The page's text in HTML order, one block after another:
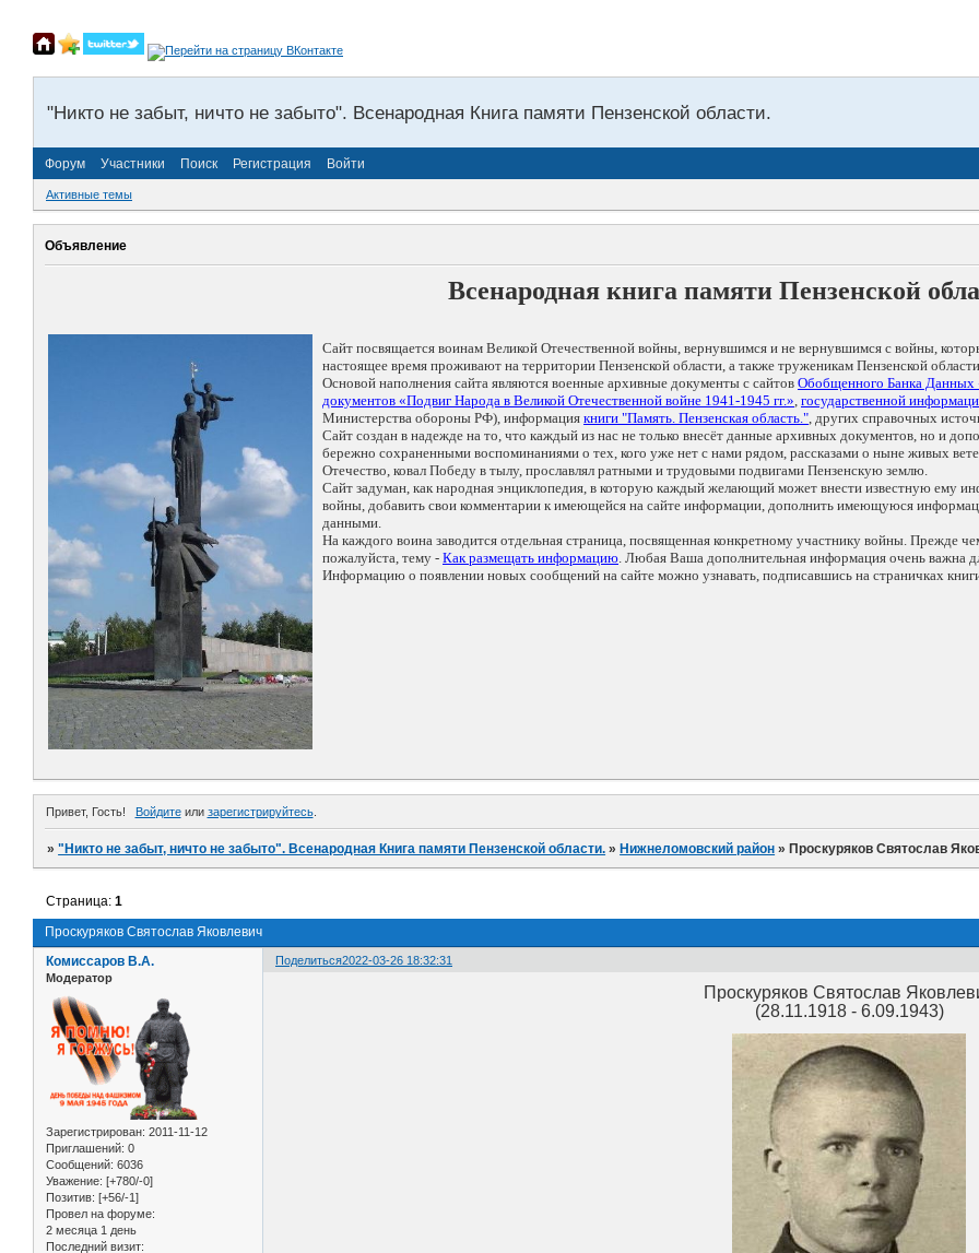
"Никто не забыт, ничто не забыто". Всенародная Книга памяти Пензенской области.
Форум Участники Поиск Регистрация Войти
Активные темы
Объявление
Всенародная книга памяти Пензенской
Сайт посвящается воинам Великой Отечественной войны, вернувшимся и не вернувшимся с войны,
настоящее время проживают на территории Пензенской области, а также труженикам Пензенской
Основой наполнения сайта являются военные архивные документы с сайтов Обобщенного Банка
документов «Подвиг Народа в Великой Отечественной войне 1941-1945 гг.», государственной
Министерства обороны РФ), информация книги "Память. Пензенская область.", других справочных
Сайт создан в надежде на то, что каждый из нас не только внесёт данные архивных документов, но и
бережно сохраненными воспоминаниями о тех, кого уже нет с нами рядом, рассказами о ныне живых
Отечество, ковал Победу в тылу, прославлял ратными и трудовыми подвигами Пензенскую землю.
Сайт задуман, как народная энциклопедия, в которую каждый желающий может внести известную ему
войны, добавить свои комментарии к имеющейся на сайте информации, дополнить имеющуюся
данными.
На каждого воина заводится отдельная страница, посвященная конкретному участнику войны. Прежде
пожалуйста, тему - Как размещать информацию. Любая Ваша дополнительная информация очень важна
Информацию о появлении новых сообщений на сайте можно узнавать, подписавшись на страничках
Привет, Гость! Войдитеили зарегистрируйтесь.
»"Никто не забыт, ничто не забыто". Всенародная Книга памяти Пензенской области. » Нижнеломовский район » Проскуряков Святослав
Проскуряков Святослав Яковлевич
Страница:1
Поделиться2022-03-26 18:32:31
Комиссаров В.А.
Модератор
Зарегистрирован: 2011-11-12
Приглашений: 0
Сообщений: 6036
Уважение: [+780/-0]
Позитив: [+56/-1]
Провел на форуме:
2 месяца 1 день
Последний визит:
Проскуряков Святослав
(28.11.1918 - 6.09.1943)